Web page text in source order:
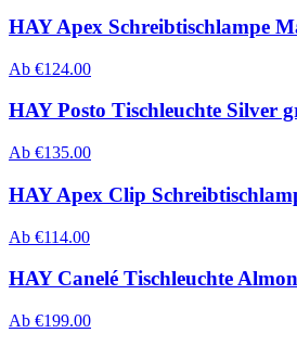
HAY Apex Schreibtischlampe
Ab €124.00
HAY Posto Tischleuchte Silver
Ab €135.00
HAY Apex Clip
Ab €114.00
HAY Canelé Tischleuchte
Ab €199.00